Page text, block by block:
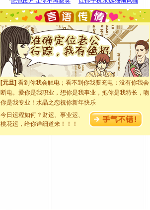
要平安！千万要知足！千万不要忘记我！
[圣诞节]不只这样的日子才会想起你,而是这样的日子才
能正大光明地骚扰你,告诉你,圣诞要快乐!新年要快乐!天天
都要快乐噢!
[圣诞节]奉上一颗祝福的心,在这个特别的日子里,愿幸福,
如意,快乐,鲜花,一切美好的祝愿与你同在.圣诞快乐!
[元旦]看到你我会触电；看不到你我要充电；没有你我会
断电。爱你是我职业，想你是我事业，抱你是我特长，吻
你是我专业！水晶之恋祝你新年快乐
[元旦]如果上天让我许三个愿望，一是今生今世和你在一
起；二是再生再世和你在一起；三是三生三世和你不再分
离。水晶之恋祝你新年快乐
[元旦]当我狠下心扭头离去那一刻，你在我身后无助地哭
今日运程如何？财运、事业运、
桃花运，给你详细道来！！！